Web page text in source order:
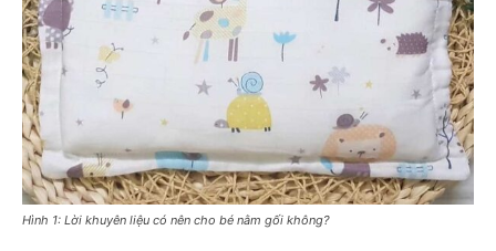
Hình 1: Lời khuyên liệu có nên cho bé nằm gối không?